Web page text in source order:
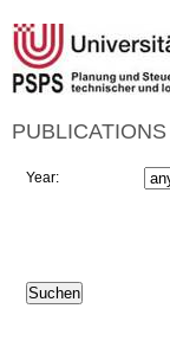
PUBLICATIONS
Year: